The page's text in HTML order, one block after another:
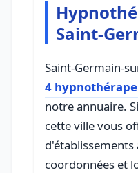
Saint-
Saint-Germain-
4
notre annuaire.
cette ville vous
d'établissements
coordonnées et